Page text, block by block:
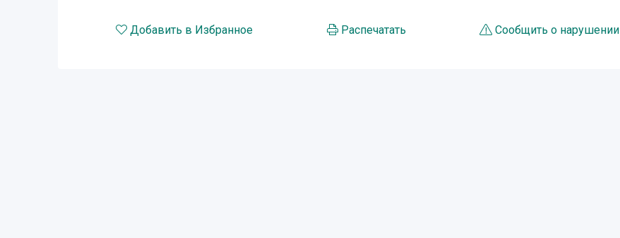
Добавить в Избранное Распечатать Сообщить о нарушении